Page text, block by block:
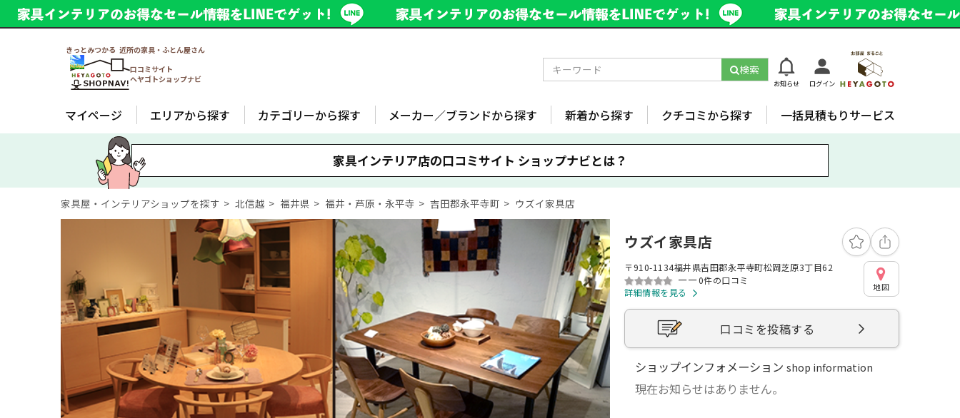
きっとみつかる 近所の家具・ふとん屋さん
口コミサイト
ヘヤゴトショップナビ
検索
お知らせ ログイン
マイページ エリアから探す カテゴリーから探す メーカー／ブランドから探す 新着から探す クチコミから探す 一括見積もりサービス
家具インテリア店の口コミサイト ショップナビとは？
家具屋・インテリアショップを探す 北信越 福井県 福井・芦原・永平寺 吉田郡永平寺町 ウズイ家具店
ウズイ家具店
〒910-1134福井県吉田郡永平寺町松岡芝原3丁目62
ーー0件の口コミ
詳細情報を見る
地図
口コミを投稿する
ショップインフォメーションshop information
現在お知らせはありません。